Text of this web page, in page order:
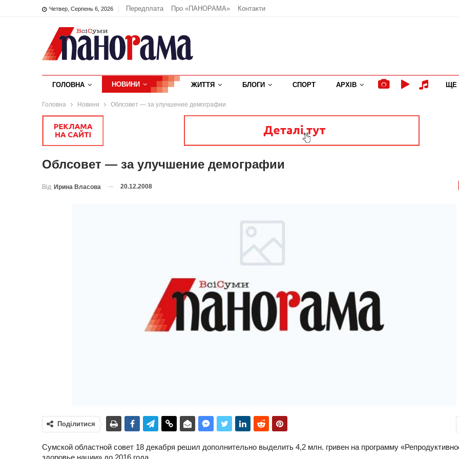
Четвер, Серпень 6, 2026 Передплата Про «ПАНОРАМА» Контакти
ГОЛОВНА НОВИНИ ЖИТТЯ БЛОГИ СПОРТ АРХІВ ЩЕ
Головна Новини Облсовет — за улучшение демографии
Облсовет — за улучшение демографии
Від Ирина Власова 20.12.2008
Поділитися
Сумской областной совет 18 декабря решил дополнительно выделить 4,2 млн. гривен на программу
здоровье нации» до 2016 года.